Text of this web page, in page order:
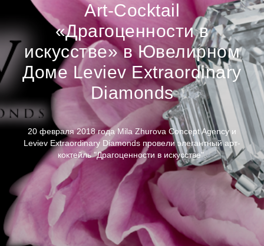
Art-Cocktail
«Драгоценности в
искусстве» в Ювелирном
Доме Leviev Extraordinary
Diamonds
20 февраля 2018 года Mila Zhurova Concept Agency и
Leviev Extraordinary Diamonds провели элегантный арт-
коктейль "Драгоценности в искусстве".